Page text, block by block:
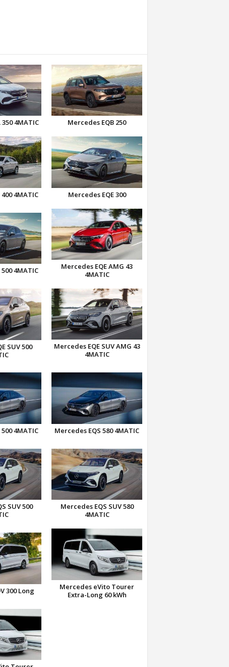
4MATIC Mercedes EQB 250
4MATIC Mercedes EQE 300
4MATIC
Mercedes EQE AMG 43
4MATIC
SUV 500
Mercedes EQE SUV AMG 43
4MATIC
4MATIC Mercedes EQS 580 4MATIC
SUV 500
Mercedes EQS SUV 580
4MATIC
300 Long
Mercedes eVito Tourer
Extra-Long 60 kWh